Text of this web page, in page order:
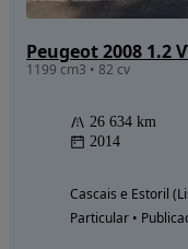
Peugeot 2008 1.2
1199 cm3 • 82 cv
26 634 km
2014
Cascais e Estoril
Particular •